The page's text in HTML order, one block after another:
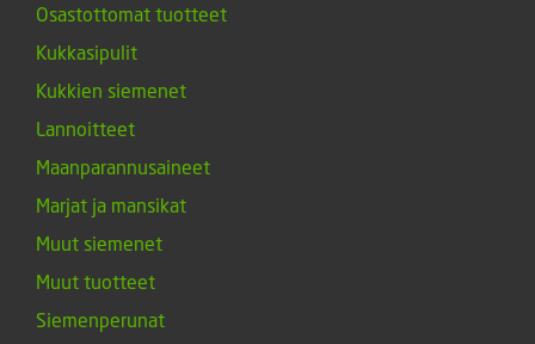
Osastottomat tuotteet
Kukkasipulit
Kukkien siemenet
Lannoitteet
Maanparannusaineet
Marjat ja mansikat
Muut siemenet
Muut tuotteet
Siemenperunat